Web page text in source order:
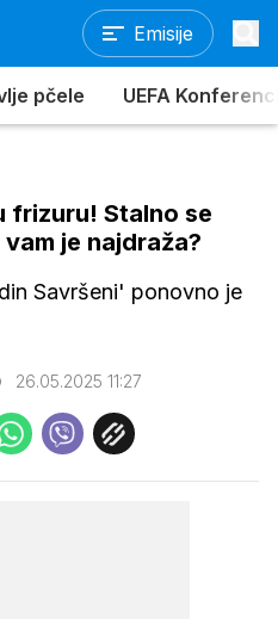
Emisije
pčele UEFA
frizuru! Stalno se
je najdraža?
Savršeni' ponovno je
26.05.2025 11:27